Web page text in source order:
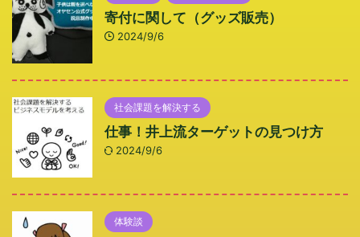
寄付に関して（グッズ販売）
2024/9/6
社会課題を解決する
仕事！井上流ターゲットの見つけ方
2024/9/6
体験談